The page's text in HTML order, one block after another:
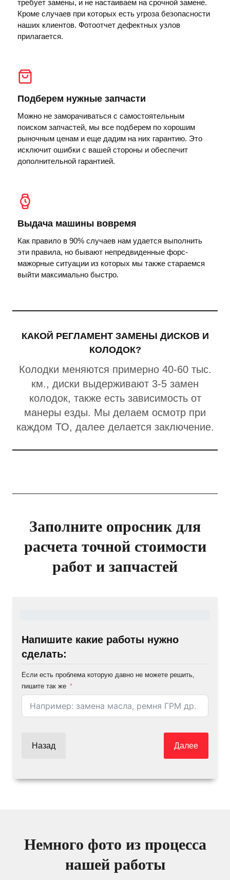
требует замены, и не настаиваем на срочной замене.
Кроме случаев при которых есть угроза безопасности
наших клиентов. Фотоотчет дефектных узлов
прилагается.
Подберем нужные запчасти
Можно не заморачиваться с самостоятельным
поиском запчастей, мы все подберем по хорошим
рыночным ценам и еще дадим на них гарантию. Это
исключит ошибки с вашей стороны и обеспечит
дополнительной гарантией.
Выдача машины вовремя
Как правило в 90% случаев нам удается выполнить
эти правила, но бывают непредвиденные форс-
мажорные ситуации из которых мы также стараемся
выйти максимально быстро.
КАКОЙ РЕГЛАМЕНТ ЗАМЕНЫ ДИСКОВ И
КОЛОДОК?
Колодки меняются примерно 40-60 тыс.
км., диски выдерживают 3-5 замен
колодок, также есть зависимость от
манеры езды. Мы делаем осмотр при
каждом ТО, далее делается заключение.
Заполните опросник для
расчета точной стоимости
работ и запчастей
Напишите какие работы нужно
сделать:
Если есть проблема которую давно не можете решить,
пишите так же
Назад Далее
Немного фото из процесса
нашей работы